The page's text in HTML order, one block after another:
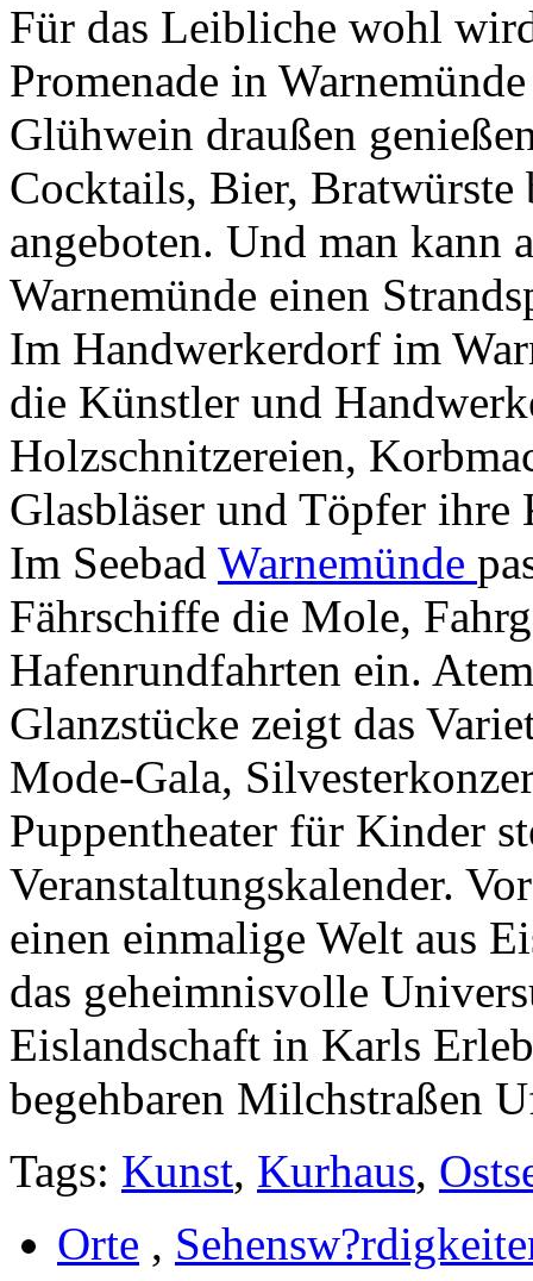
Für das Leibliche wohl
Promenade in
Glühwein draußen
Cocktails, Bier,
angeboten. Und man kann
Warnemünde einen
Im Handwerkerdorf im
die Künstler und
Holzschnitzereien,
Glasbläser und Töpfer ihre
Im Seebad Warnemünde
Fährschiffe die Mole,
Hafenrundfahrten ein.
Glanzstücke zeigt das
Mode-Gala,
Puppentheater für Kinder
Veranstaltungskalender.
einen einmalige Welt aus
das geheimnisvolle
Eislandschaft in Karls
begehbaren Milchstraßen
Tags: Kunst, Kurhaus,
Orte ,